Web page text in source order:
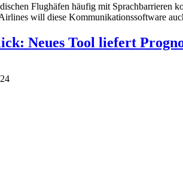
Flughäfen häufig mit
will diese Kommunikationssoftware
Neues Tool liefert